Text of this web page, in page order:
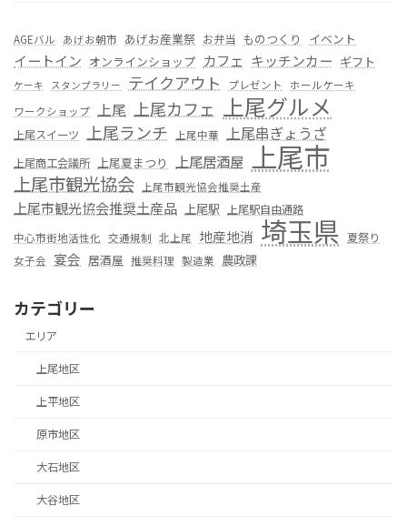
AGEバル あげお朝市 あげお産業祭 お弁当 ものつくり イベント
イートイン オンラインショップ カフェ キッチンカー ギフト
ケーキ スタンプラリー テイクアウト プレゼント
ホールケーキ
ワークショップ 上尾 上尾カフェ 上尾グルメ
上尾スイーツ 上尾ランチ 上尾中華 上尾串ぎょうざ
上尾商工会議所 上尾夏まつり 上尾居酒屋 上尾市
上尾市観光協会 上尾市観光協会推奨土産
上尾市観光協会推奨土産品 上尾駅 上尾駅自由通路
中心市街地活性化 交通規制 北上尾 地産地消 埼玉県 夏祭り
女子会 宴会 居酒屋 推奨料理 製造業 農政課
カテゴリー
エリア
上尾地区
上平地区
原市地区
大石地区
大谷地区